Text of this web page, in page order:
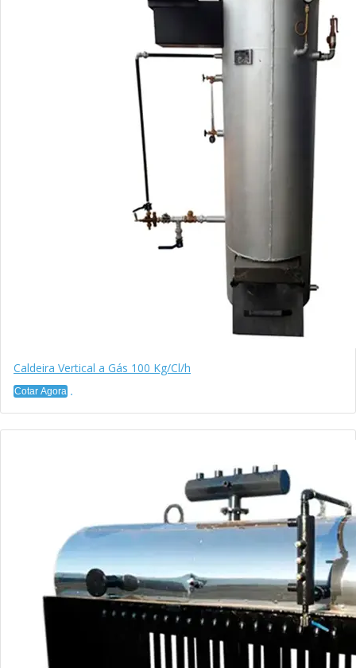
Caldeira Vertical a Gás 100 Kg/Cl/h
Cotar Agora